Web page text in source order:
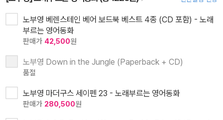
노부영 베렌스테인 베어 보드북 베스트 4종 (CD 포함) - 노래
부르는 영어동화
판매가 42,500원
노부영 Down in the Jungle (Paperback + CD)
품절
노부영 마더구스 세이펜 23 - 노래부르는 영어동화
판매가 280,500원